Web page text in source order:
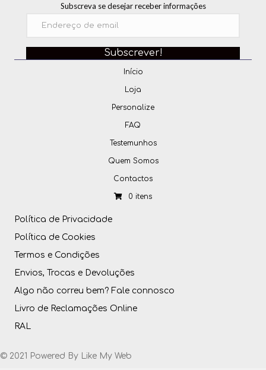
Subscreva se desejar receber informações
Subscrever!
Início
Loja
Personalize
FAQ
Testemunhos
Quem Somos
Contactos
0 itens
Política de Privacidade
Política de Cookies
Termos e Condições
Envios, Trocas e Devoluções
Algo não correu bem? Fale connosco
Livro de Reclamações Online
RAL
© 2021 Powered By Like My Web